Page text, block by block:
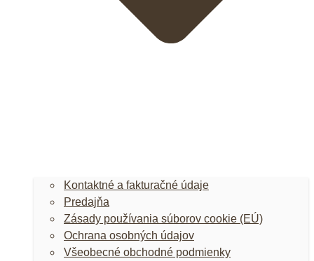
Kontaktné a fakturačné údaje
Predajňa
Zásady používania súborov cookie (EÚ)
Ochrana osobných údajov
Všeobecné obchodné podmienky